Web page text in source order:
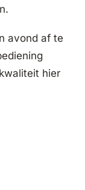
avond af te
hier